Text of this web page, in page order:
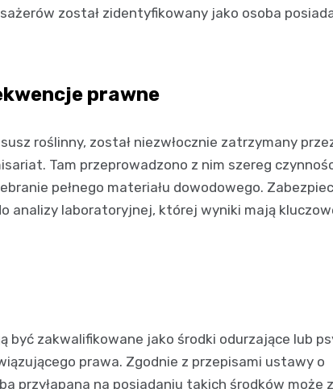
został zidentyfikowany jako osoba
prawne
roślinny, został niezwłocznie zatrzymany
Tam przeprowadzono z nim szereg
pełnego materiału dowodowego.
analizy laboratoryjnej, której wyniki mają
być zakwalifikowane jako środki odurzające lub
prawa. Zgodnie z przepisami ustawy o
przyłapana na posiadaniu takich środków może